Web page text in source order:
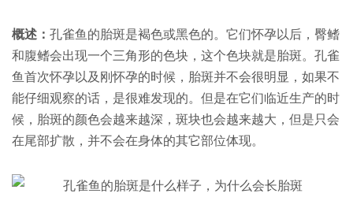
概述： 孔雀鱼的胎斑是褐色或黑色的。它们怀孕以后，臀鳍
和腹鳍会出现一个三角形的色块，这个色块就是胎斑。孔雀
鱼首次怀孕以及刚怀孕的时候，胎斑并不会很明显，如果不
能仔细观察的话，是很难发现的。但是在它们临近生产的时
候，胎斑的颜色会越来越深，斑块也会越来越大，但是只会
在尾部扩散，并不会在身体的其它部位体现。